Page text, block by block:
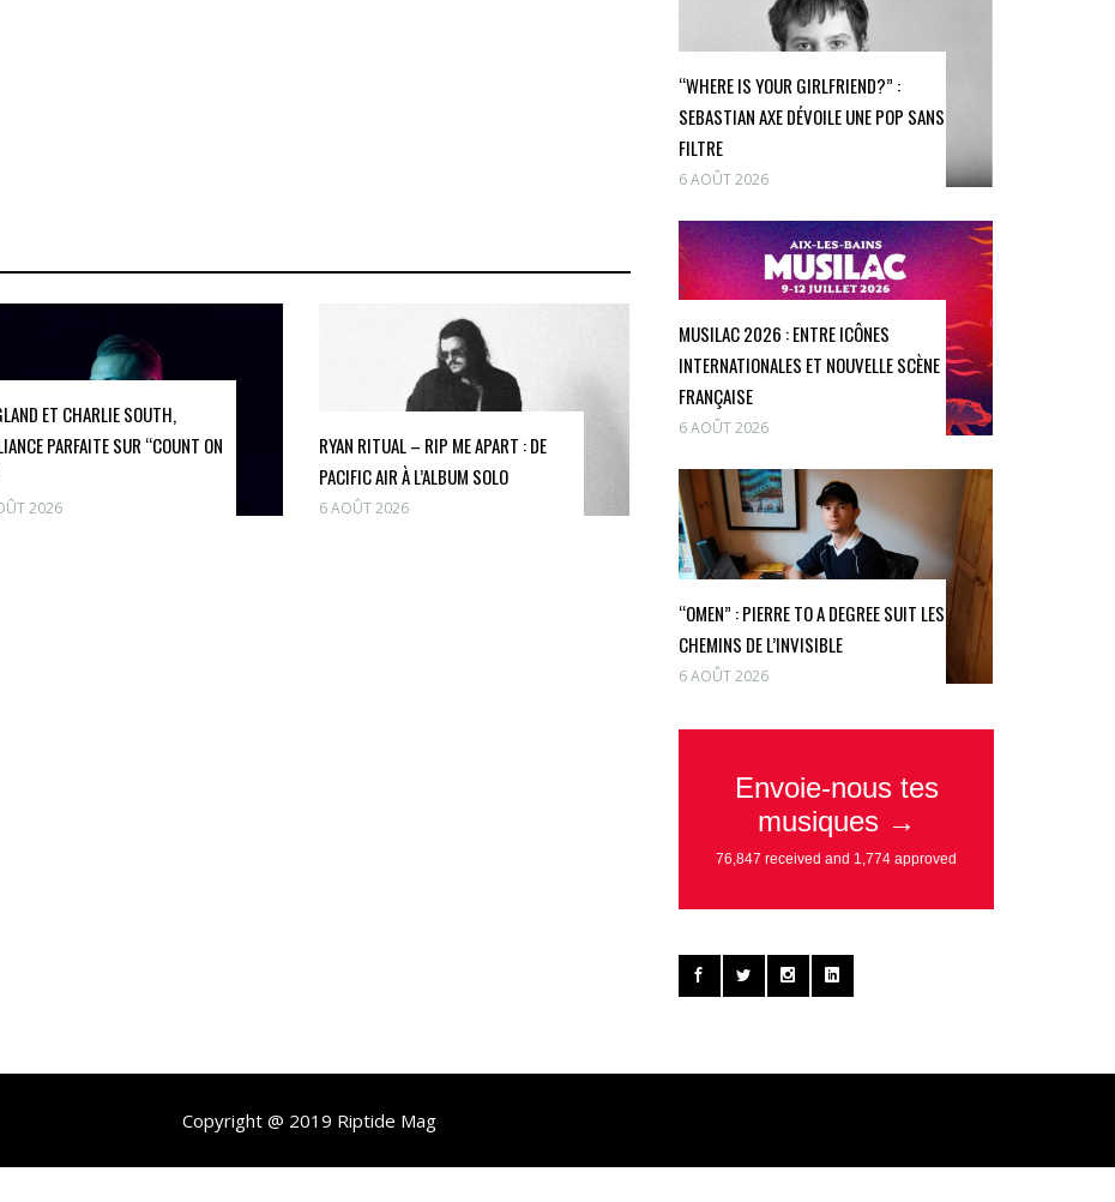
ET CHARLIE SOUTH,
PARFAITE SUR “COUNT ON
2026
RYAN RITUAL – RIP ME APART : DE
PACIFIC AIR À L’ALBUM SOLO
6 AOÛT 2026
“WHERE IS YOUR GIRLFRIEND?” :
SEBASTIAN AXE DÉVOILE UNE POP SANS
FILTRE
6 AOÛT 2026
MUSILAC 2026 : ENTRE ICÔNES
INTERNATIONALES ET NOUVELLE SCÈNE
FRANÇAISE
6 AOÛT 2026
“OMEN” : PIERRE TO A DEGREE SUIT LES
CHEMINS DE L’INVISIBLE
6 AOÛT 2026
Copyright @ 2019 Riptide Mag